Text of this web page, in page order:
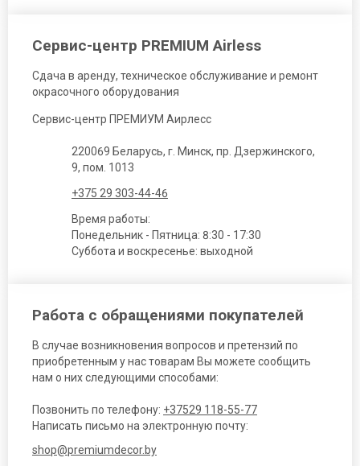
Сервис-центр PREMIUM Airless
Сдача в аренду, техническое обслуживание и ремонт
окрасочного оборудования
Сервис-центр ПРЕМИУМ Аирлесс
220069 Беларусь, г. Минск, пр. Дзержинского,
9, пом. 1013
+375 29 303-44-46
Время работы:
Понедельник - Пятница: 8:30 - 17:30
Суббота и воскресенье: выходной
Работа с обращениями покупателей
В случае возникновения вопросов и претензий по
приобретенным у нас товарам Вы можете сообщить
нам о них следующими способами:
Позвонить по телефону: +37529 118-55-77
Написать письмо на электронную почту:
shop@premiumdecor.by